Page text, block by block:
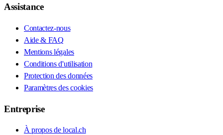
Assistance
Contactez-nous
Aide & FAQ
Mentions légales
Conditions d'utilisation
Protection des données
Paramètres des cookies
Entreprise
À propos de local.ch